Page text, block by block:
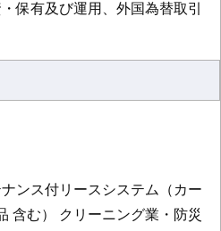
保有及び運用、外国為替取引
ンス付リースシステム（カー
含む） クリーニング業・防災